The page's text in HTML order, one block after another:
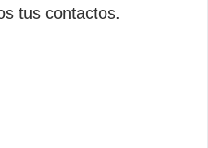
tus contactos.